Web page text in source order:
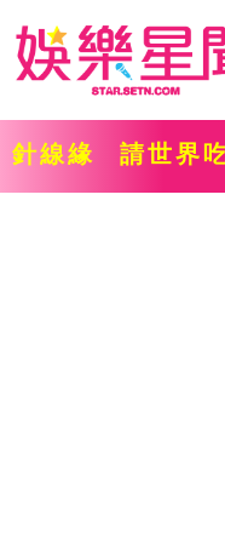
針線緣 請世界